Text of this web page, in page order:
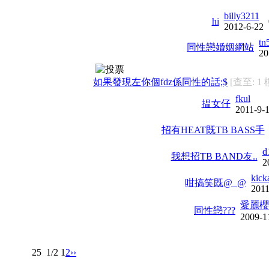
hi
billy3211
2012-6-22
同性戀婚姻網站
如果發現左你個fdz係同性的話;$ [查至: 1
揾女仔 fkul
2011-9-
招有HEAT既TB BASS手
我想招TB BAND友..
咁搞笑既@_@
同性戀???
愛麗櫻
2009-
25 1/2 1 2››